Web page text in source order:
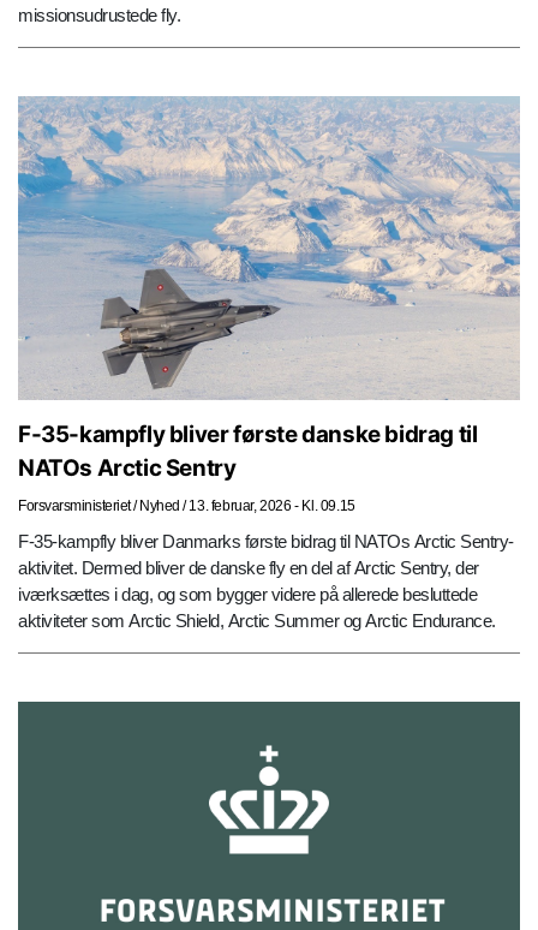
missionsudrustede fly.
F-35-kampfly bliver første danske bidrag til
NATOs Arctic Sentry
Forsvarsministeriet/ Nyhed / 13. februar, 2026 - Kl. 09.15
F-35-kampfly bliver Danmarks første bidrag til NATOs Arctic Sentry-
aktivitet. Dermed bliver de danske fly en del af Arctic Sentry, der
iværksættes i dag, og som bygger videre på allerede besluttede
aktiviteter som Arctic Shield, Arctic Summer og Arctic Endurance.